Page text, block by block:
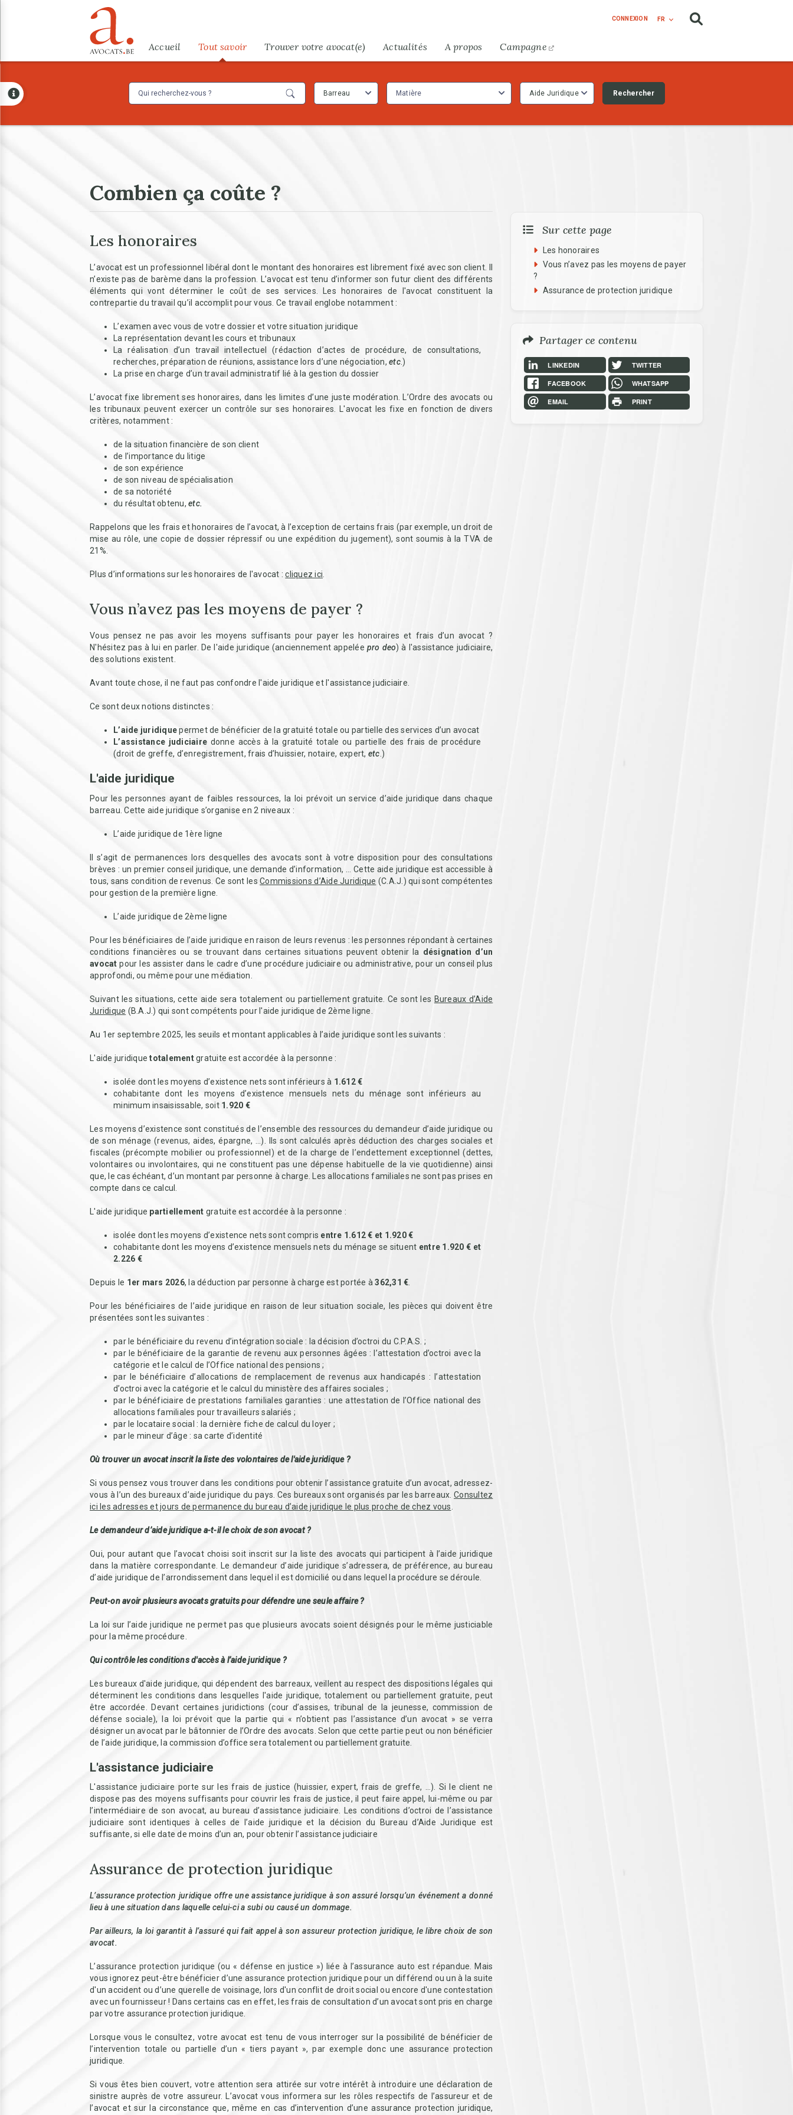
Menu
Accueil Tout savoir Trouver votre avocat(e) Actualités A propos Campagne
CONNEXION FR
Barreau Matière Aide Juridique Rechercher
Sur cette page
Les honoraires
Vous n’avez pas les moyens de payer
?
Assurance de protection juridique
Partager ce contenu
LINKEDIN TWITTER
FACEBOOK WHATSAPP
EMAIL PRINT
Combien ça coûte ?
Les honoraires
L’avocat est un professionnel libéral dont le montant des honoraires est librement fixé avec son client. Il
n’existe pas de barème dans la profession. L’avocat est tenu d’informer son futur client des différents
éléments qui vont déterminer le coût de ses services. Les honoraires de l'avocat constituent la
contrepartie du travail qu’il accomplit pour vous. Ce travail englobe notamment :
L’examen avec vous de votre dossier et votre situation juridique
La représentation devant les cours et tribunaux
La réalisation d’un travail intellectuel (rédaction d’actes de procédure, de consultations,
recherches, préparation de réunions, assistance lors d’une négociation, etc.)
La prise en charge d’un travail administratif lié à la gestion du dossier
L’avocat fixe librement ses honoraires, dans les limites d’une juste modération. L’Ordre des avocats ou
les tribunaux peuvent exercer un contrôle sur ses honoraires. L'avocat les fixe en fonction de divers
critères, notamment :
de la situation financière de son client
de l’importance du litige
de son expérience
de son niveau de spécialisation
de sa notoriété
du résultat obtenu, etc.
Rappelons que les frais et honoraires de l’avocat, à l’exception de certains frais (par exemple, un droit de
mise au rôle, une copie de dossier répressif ou une expédition du jugement), sont soumis à la TVA de
21%.
Plus d’informations sur les honoraires de l'avocat :cliquez ici
Vous n’avez pas les moyens de payer ?
Vous pensez ne pas avoir les moyens suffisants pour payer les honoraires et frais d’un avocat ?
N'hésitez pas à lui en parler. De l'aide juridique (anciennement appelée pro deo) à l'assistance judiciaire,
des solutions existent.
Avant toute chose, il ne faut pas confondre l'aide juridique et l'assistance judiciaire.
Ce sont deux notions distinctes :
L’aide juridiquepermet de bénéficier de la gratuité totale ou partielle des services d’un avocat
L’assistance judiciaire donne accès à la gratuité totale ou partielle des frais de procédure
(droit de greffe, d’enregistrement, frais d’huissier, notaire, expert, etc .)
L'aide juridique
Pour les personnes ayant de faibles ressources, la loi prévoit un service d’aide juridique dans chaque
barreau. Cette aide juridique s’organise en 2 niveaux :
L’aide juridique de 1ère ligne
Il s’agit de permanences lors desquelles des avocats sont à votre disposition pour des consultations
brèves : un premier conseil juridique, une demande d’information, … Cette aide juridique est accessible à
tous, sans condition de revenus. Ce sont lesCommissions d’Aide Juridique (C.A.J.) qui sont compétentes
pour gestion de la première ligne.
L’aide juridique de 2ème ligne
Pour les bénéficiaires de l’aide juridique en raison de leurs revenus : les personnes répondant à certaines
conditions financières ou se trouvant dans certaines situations peuvent obtenir la désignation d’un
avocat pour les assister dans le cadre d’une procédure judiciaire ou administrative, pour un conseil plus
approfondi, ou même pour une médiation.
Suivant les situations, cette aide sera totalement ou partiellement gratuite. Ce sont les Bureaux d’Aide
Juridique (B.A.J.) qui sont compétents pour l'aide juridique de 2ème ligne.
Au 1er septembre 2025, les seuils et montant applicables à l’aide juridique sont les suivants :
L'aide juridiquetotalement gratuite est accordée à la personne :
isolée dont les moyens d’existence nets sont inférieurs à 1.612 €
cohabitante dont les moyens d’existence mensuels nets du ménage sont inférieurs au
minimum insaisissable, soit 1.920 €
Les moyens d’existence sont constitués de l’ensemble des ressources du demandeur d’aide juridique ou
de son ménage (revenus, aides, épargne, …). Ils sont calculés après déduction des charges sociales et
fiscales (précompte mobilier ou professionnel) et de la charge de l’endettement exceptionnel (dettes,
volontaires ou involontaires, qui ne constituent pas une dépense habituelle de la vie quotidienne) ainsi
que, le cas échéant, d’un montant par personne à charge. Les allocations familiales ne sont pas prises en
compte dans ce calcul.
L'aide juridique partiellement gratuite est accordée à la personne :
isolée dont les moyens d’existence nets sont compris entre 1.612 € et 1.920 €
cohabitante dont les moyens d’existence mensuels nets du ménage se situent entre 1.920 € et
2.226 €
Depuis le 1er mars 2026, la déduction par personne à charge est portée à362,31 €
Pour les bénéficiaires de l’aide juridique en raison de leur situation sociale, les pièces qui doivent être
présentées sont les suivantes :
par le bénéficiaire du revenu d’intégration sociale : la décision d’octroi du C.P.A.S. ;
par le bénéficiaire de la garantie de revenu aux personnes âgées : l’attestation d’octroi avec la
catégorie et le calcul de l’Office national des pensions ;
par le bénéficiaire d’allocations de remplacement de revenus aux handicapés : l’attestation
d’octroi avec la catégorie et le calcul du ministère des affaires sociales ;
par le bénéficiaire de prestations familiales garanties : une attestation de l’Office national des
allocations familiales pour travailleurs salariés ;
par le locataire social : la dernière fiche de calcul du loyer ;
par le mineur d’âge : sa carte d’identité
Où trouver un avocat inscrit la liste des volontaires de l'aide juridique ?
Si vous pensez vous trouver dans les conditions pour obtenir l’assistance gratuite d’un avocat, adressez-
vous à l’un des bureaux d’aide juridique du pays. Ces bureaux sont organisés par les barreaux.Consultez
ici les adresses et jours de permanence du bureau d’aide juridique le plus proche de chez vous
Le demandeur d’aide juridique a-t-il le choix de son avocat ?
Oui, pour autant que l’avocat choisi soit inscrit sur la liste des avocats qui participent à l’aide juridique
dans la matière correspondante. Le demandeur d’aide juridique s’adressera, de préférence, au bureau
d’aide juridique de l’arrondissement dans lequel il est domicilié ou dans lequel la procédure se déroule.
Peut-on avoir plusieurs avocats gratuits pour défendre une seule affaire ?
La loi sur l’aide juridique ne permet pas que plusieurs avocats soient désignés pour le même justiciable
pour la même procédure.
Qui contrôle les conditions d'accès à l’aide juridique ?
Les bureaux d'aide juridique, qui dépendent des barreaux, veillent au respect des dispositions légales qui
déterminent les conditions dans lesquelles l'aide juridique, totalement ou partiellement gratuite, peut
être accordée. Devant certaines juridictions (cour d’assises, tribunal de la jeunesse, commission de
défense sociale), la loi prévoit que la partie qui « n’obtient pas l’assistance d’un avocat » se verra
désigner un avocat par le bâtonnier de l’Ordre des avocats. Selon que cette partie peut ou non bénéficier
de l’aide juridique, la commission d’office sera totalement ou partiellement gratuite.
L'assistance judiciaire
L'assistance judiciaire porte sur les frais de justice (huissier, expert, frais de greffe, …). Si le client ne
dispose pas des moyens suffisants pour couvrir les frais de justice, il peut faire appel, lui-même ou par
l’intermédiaire de son avocat, au bureau d’assistance judiciaire. Les conditions d’octroi de l’assistance
judiciaire sont identiques à celles de l’aide juridique et la décision du Bureau d’Aide Juridique est
suffisante, si elle date de moins d’un an, pour obtenir l’assistance judiciaire
Assurance de protection juridique
L’assurance protection juridique offre une assistance juridique à son assuré lorsqu’un événement a donné
lieu à une situation dans laquelle celui-ci a subi ou causé un dommage.
Par ailleurs, la loi garantit à l’assuré qui fait appel à son assureur protection juridique, le libre choix de son
avocat.
L’assurance protection juridique (ou « défense en justice ») liée à l’assurance auto est répandue. Mais
vous ignorez peut-être bénéficier d’une assurance protection juridique pour un différend ou un à la suite
d'un accident ou d’une querelle de voisinage, lors d'un conflit de droit social ou encore d'une contestation
avec un fournisseur ! Dans certains cas en effet, les frais de consultation d’un avocat sont pris en charge
par votre assurance protection juridique.
Lorsque vous le consultez, votre avocat est tenu de vous interroger sur la possibilité de bénéficier de
l’intervention totale ou partielle d’un « tiers payant », par exemple donc une assurance protection
juridique.
Si vous êtes bien couvert, votre attention sera attirée sur votre intérêt à introduire une déclaration de
sinistre auprès de votre assureur. L’avocat vous informera sur les rôles respectifs de l’assureur et de
l’avocat et sur la circonstance que, même en cas d’intervention d’une assurance protection juridique,